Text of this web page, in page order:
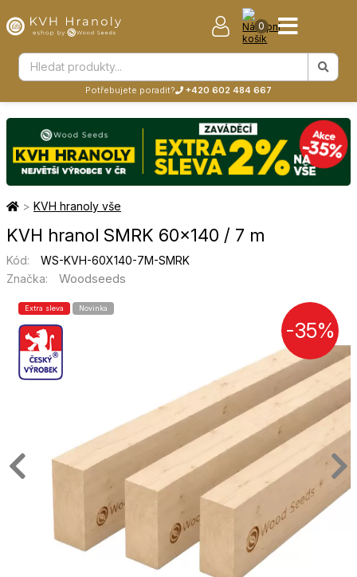
0
Potřebujete poradit? +420 602 484 667
> KVH hranoly vše
KVH hranol SMRK 60×140 / 7 m
Kód:
WS-KVH-60X140-7M-SMRK
Značka:
Woodseeds
Extra sleva Novinka
-35%